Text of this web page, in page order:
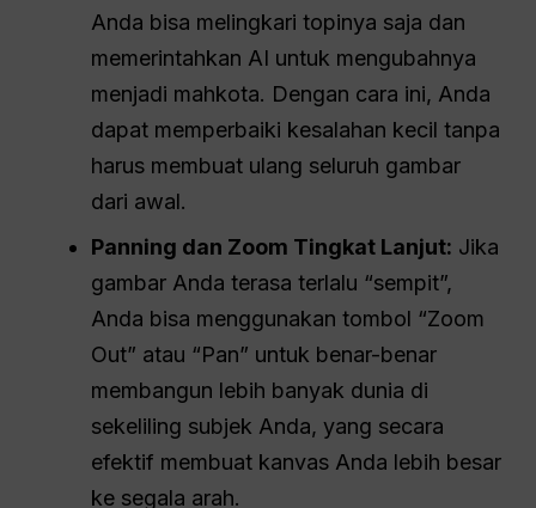
Anda bisa melingkari topinya saja dan
memerintahkan AI untuk mengubahnya
menjadi mahkota. Dengan cara ini, Anda
dapat memperbaiki kesalahan kecil tanpa
harus membuat ulang seluruh gambar
dari awal.
Panning dan Zoom Tingkat Lanjut: Jika
gambar Anda terasa terlalu “sempit”,
Anda bisa menggunakan tombol “Zoom
Out” atau “Pan” untuk benar-benar
membangun lebih banyak dunia di
sekeliling subjek Anda, yang secara
efektif membuat kanvas Anda lebih besar
ke segala arah.